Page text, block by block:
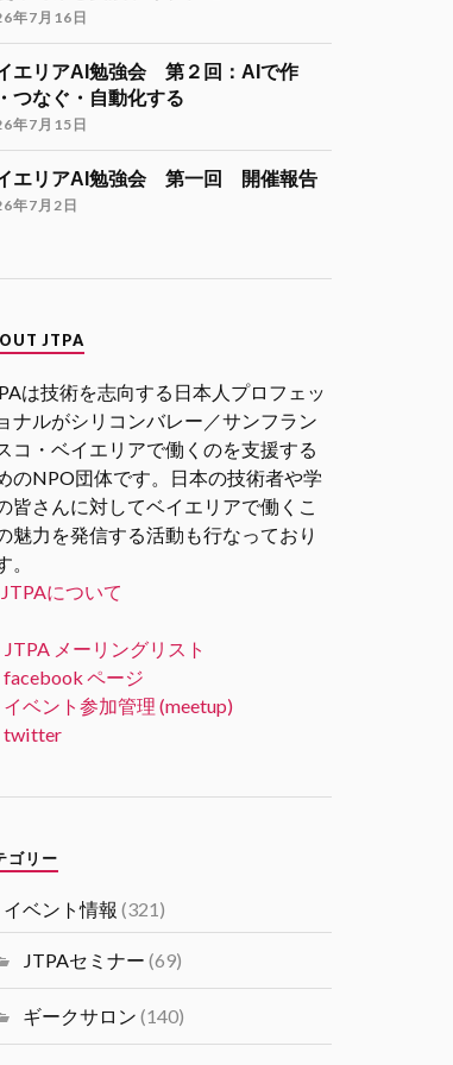
JTPA@シリコンバレー発のエンジニアコ
ミュニティ リツイートされました
海外大学院留学説明会のご案内
「大学院留学後の進路（Zoom開催）」
12月9日（月）21:00-22:30（日本時
https://forms.gle/kzrJ5k62eHNSAJM29
（登録された方にZoomリンクをお送り
します）
イベント詳細
https://gakuiryugaku.net/seminar/5444
ミュニティ リツイートされました
JTPA@シリコンバレー発のエンジ
ニアコミュニティ
11/15 6PM [JTPA SVIF 共催] AI
とSVIF共催の講演＋ネットワー
キングイベントです。
#シリコンバレーｘ日本なセミナ
ー
1 1 Twitter
Load More...
年7月16日
エリアAI勉強会 第２回：AIで作
つなぐ・自動化する
年7月15日
エリアAI勉強会 第一回 開催報告
年7月2日
JTPA
は技術を志向する日本人プロフェッ
ナルがシリコンバレー／サンフラン
コ・ベイエリアで働くのを支援する
のNPO団体です。日本の技術者や学
皆さんに対してベイエリアで働くこ
魅力を発信する活動も行なっており
。
について
メーリングリスト
facebook ページ
イベント参加管理 (meetup)
twitter
ゴリー
イベント情報 (321)
JTPAセミナー (69)
ギークサロン (140)